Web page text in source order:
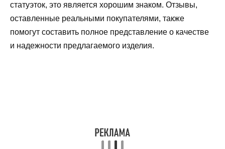
статуэток, это является хорошим знаком. Отзывы,
оставленные реальными покупателями, также
помогут составить полное представление о качестве
и надежности предлагаемого изделия.